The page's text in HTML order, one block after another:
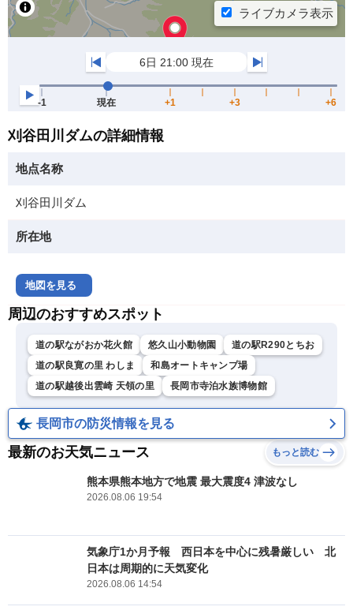
刈谷田川ダムの詳細情報
地点名称
刈谷田川ダム
所在地
地図を見る
周辺のおすすめスポット
道の駅ながおか花火館 悠久山小動物園
道の駅R290とちお
道の駅良寛の里 わしま
和島オートキャンプ場
道の駅越後出雲崎 天領の里
長岡市寺泊水族博物館
長岡市の防災情報を見る
最新のお天気ニュース もっと読む
熊本県熊本地方で地震 最大震度4 津波なし
2026.08.06 19:54
気象庁1か月予報 西日本を中心に残暑厳しい 北
日本は周期的に天気変化
2026.08.06 14:54